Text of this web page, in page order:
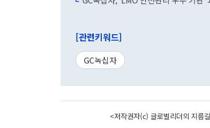
[관련키워드]
GC녹십자
<저작권자(c) 글로벌리더의 지름